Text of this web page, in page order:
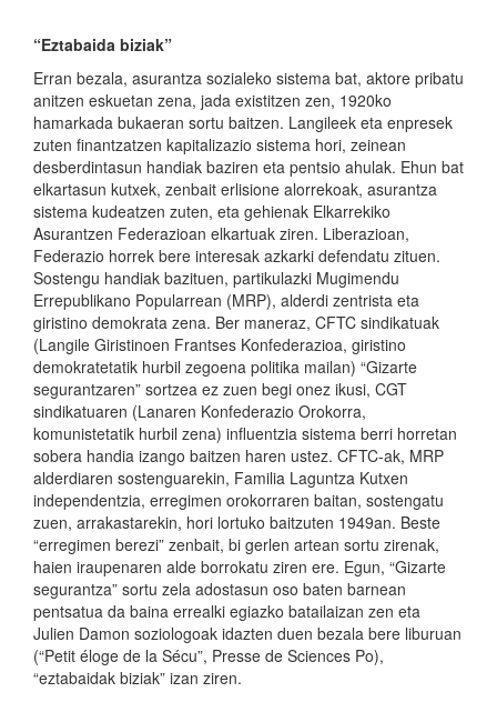
“Eztabaida biziak”
Erran bezala, asurantza sozialeko sistema bat, aktore pribatu
anitzen eskuetan zena, jada existitzen zen, 1920ko
hamarkada bukaeran sortu baitzen. Langileek eta enpresek
zuten finantzatzen kapitalizazio sistema hori, zeinean
desberdintasun handiak baziren eta pentsio ahulak. Ehun bat
elkartasun kutxek, zenbait erlisione alorrekoak, asurantza
sistema kudeatzen zuten, eta gehienak Elkarrekiko
Asurantzen Federazioan elkartuak ziren. Liberazioan,
Federazio horrek bere interesak azkarki defendatu zituen.
Sostengu handiak bazituen, partikulazki Mugimendu
Errepublikano Popularrean (MRP), alderdi zentrista eta
giristino demokrata zena. Ber maneraz, CFTC sindikatuak
(Langile Giristinoen Frantses Konfederazioa, giristino
demokratetatik hurbil zegoena politika mailan) “Gizarte
segurantzaren” sortzea ez zuen begi onez ikusi, CGT
sindikatuaren (Lanaren Konfederazio Orokorra,
komunistetatik hurbil zena) influentzia sistema berri horretan
sobera handia izango baitzen haren ustez. CFTC-ak, MRP
alderdiaren sostenguarekin, Familia Laguntza Kutxen
independentzia, erregimen orokorraren baitan, sostengatu
zuen, arrakastarekin, hori lortuko baitzuten 1949an. Beste
“erregimen berezi” zenbait, bi gerlen artean sortu zirenak,
haien iraupenaren alde borrokatu ziren ere. Egun, “Gizarte
segurantza” sortu zela adostasun oso baten barnean
pentsatua da baina errealki egiazko batailaizan zen eta
Julien Damon soziologoak idazten duen bezala bere liburuan
(“Petit éloge de la Sécu”, Presse de Sciences Po),
“eztabaidak biziak” izan ziren.